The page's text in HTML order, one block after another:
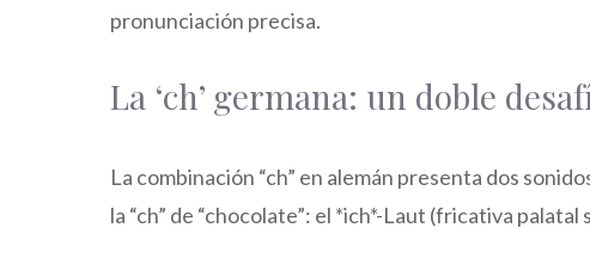
pronunciación precisa.
La ‘ch’ germana: un doble
La combinación “ch” en alemán presenta dos
la “ch” de “chocolate”: el *ich*-Laut (fricativa